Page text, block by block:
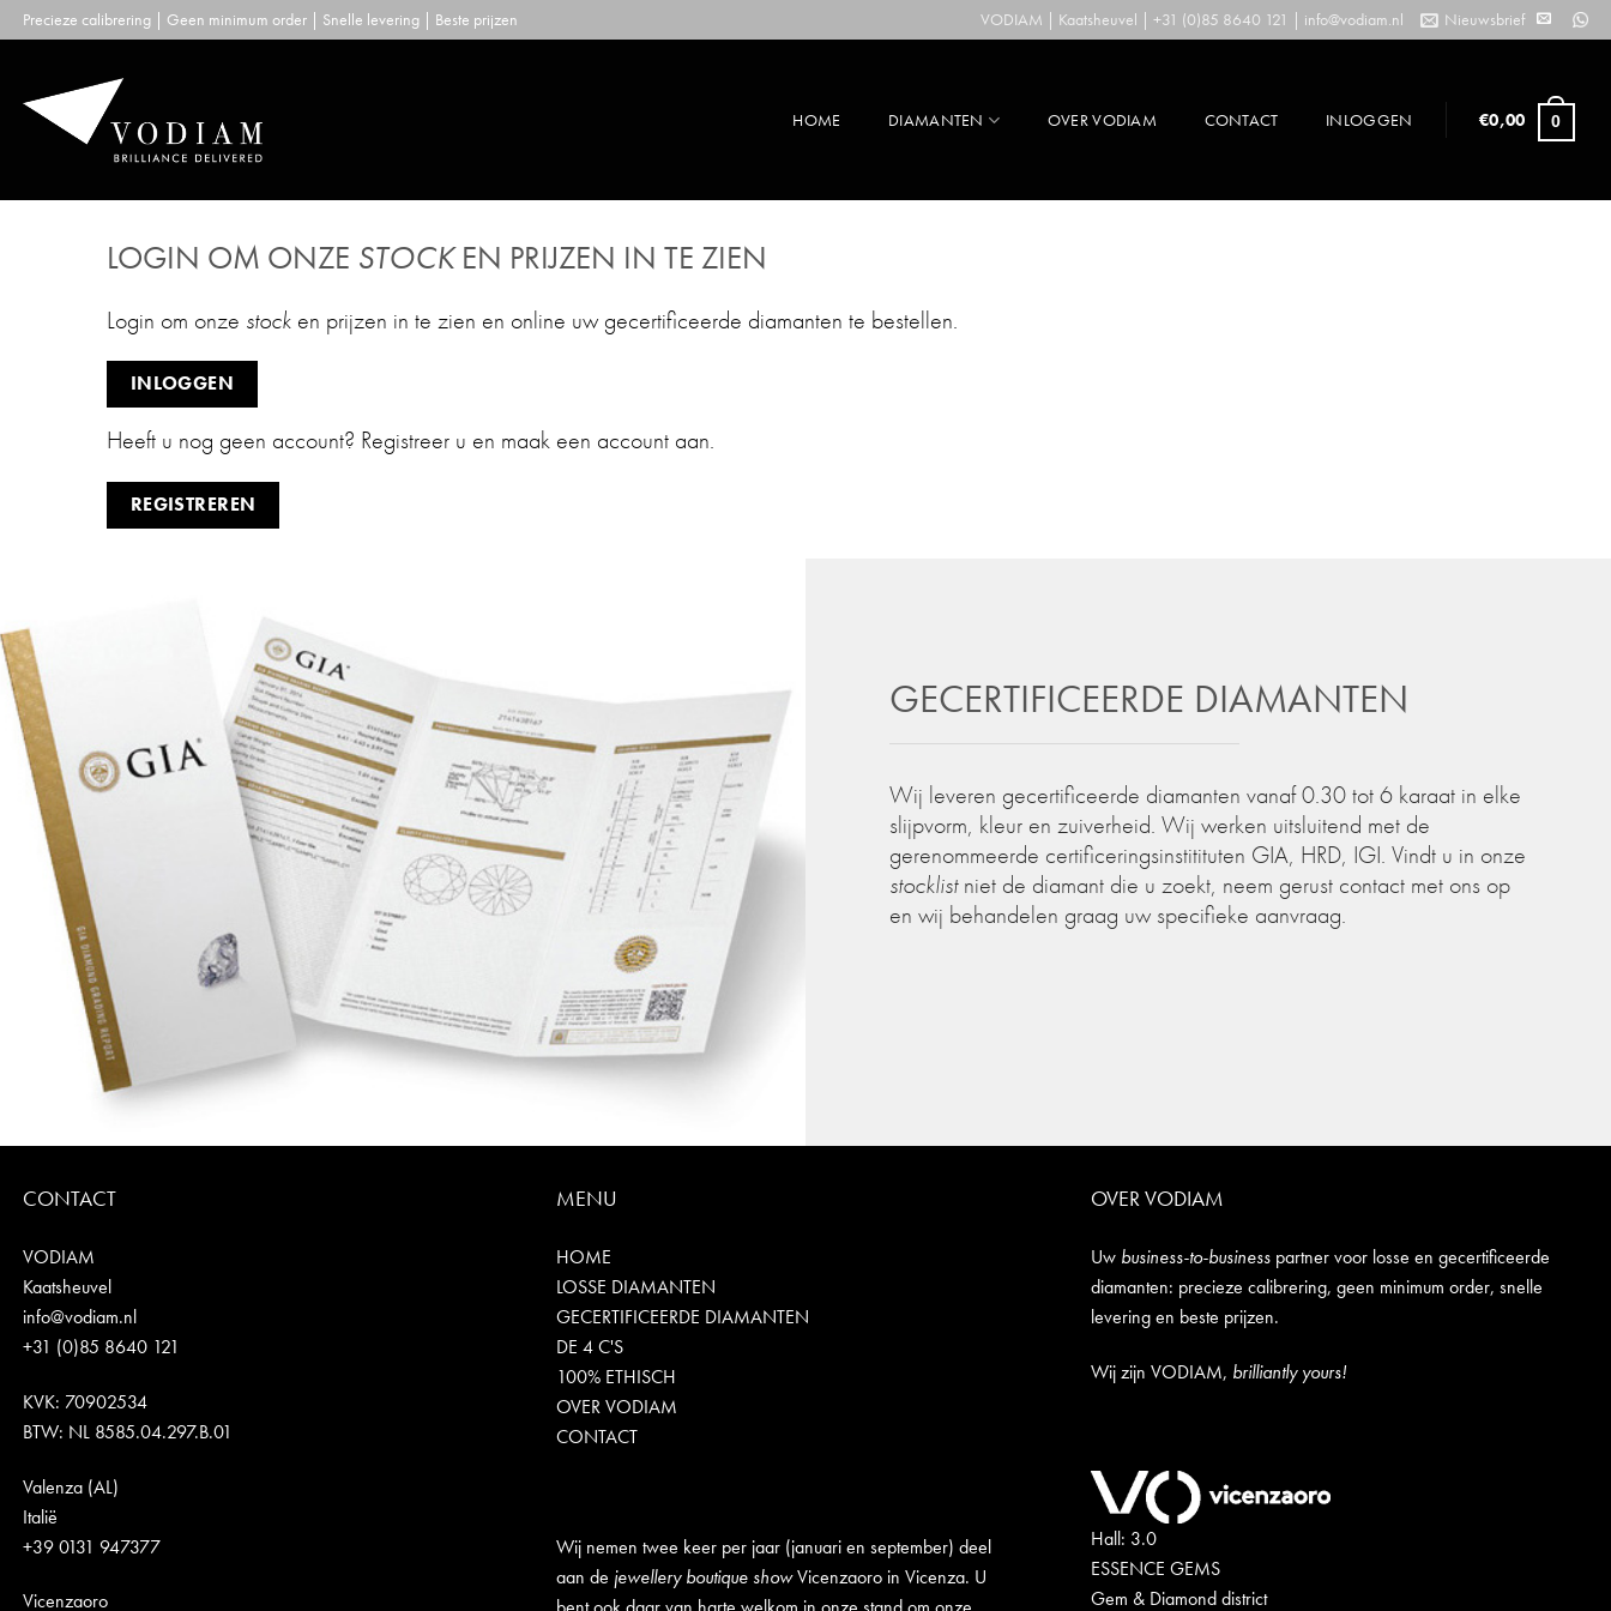
Skip
to
Precieze calibrering | Geen minimum order | Snelle levering | Beste prijzen VODIAM | Kaatsheuvel | +31 (0)85 8640 121 | info@vodiam.nl Nieuwsbrief
HOME DIAMANTEN OVER VODIAM CONTACT INLOGGEN €0,00 0
LOGIN OM ONZE STOCKEN PRIJZEN IN TE ZIEN
Login om onze stock en prijzen in te zien en online uw gecertificeerde diamanten te bestellen.
INLOGGEN
Heeft u nog geen account? Registreer u en maak een account aan.
REGISTREREN
GECERTIFICEERDE DIAMANTEN
Wij leveren gecertificeerde diamanten vanaf 0.30 tot 6 karaat in elke
slijpvorm, kleur en zuiverheid. Wij werken uitsluitend met de
gerenommeerde certificeringsinstitituten GIA, HRD, IGI. Vindt u in onze
stocklistniet de diamant die u zoekt, neem gerust contact met ons op
en wij behandelen graag uw specifieke aanvraag.
CONTACT
VODIAM
Kaatsheuvel
info@vodiam.nl
+31 (0)85 8640 121
KVK: 70902534
BTW: NL 8585.04.297.B.01
Valenza (AL)
Italië
+39 0131 947377
Vicenzaoro
MENU
HOME
LOSSE DIAMANTEN
GECERTIFICEERDE DIAMANTEN
DE 4 C'S
100% ETHISCH
OVER VODIAM
CONTACT
Wij nemen twee keer per jaar (januari en september) deel
aan de jewellery boutique showVicenzaoro in Vicenza. U
OVER VODIAM
Uw business-to-businesspartner voor losse en gecertificeerde
diamanten: precieze calibrering, geen minimum order, snelle
levering en beste prijzen.
Wij zijn VODIAM, brilliantly yours!
Hall: 3.0
ESSENCE GEMS
Gem & Diamond district